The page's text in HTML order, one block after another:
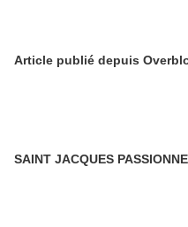
Article publié depuis
SAINT JACQUES